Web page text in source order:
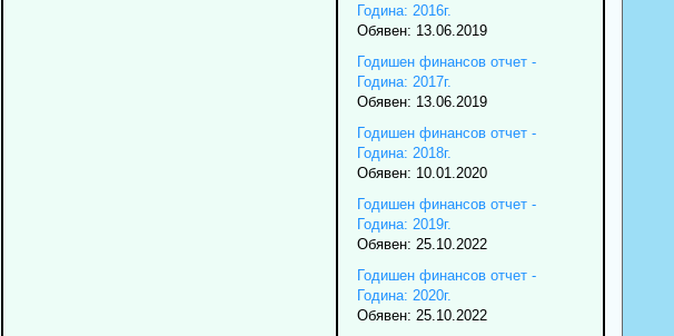
Година: 2016г.
Обявен: 13.06.2019
Годишен финансов отчет -
Година: 2017г.
Обявен: 13.06.2019
Годишен финансов отчет -
Година: 2018г.
Обявен: 10.01.2020
Годишен финансов отчет -
Година: 2019г.
Обявен: 25.10.2022
Годишен финансов отчет -
Година: 2020г.
Обявен: 25.10.2022